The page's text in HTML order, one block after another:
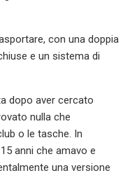
con una doppia
e un sistema di
dopo aver cercato
nulla che
o le tasche. In
anni che amavo e
una versione